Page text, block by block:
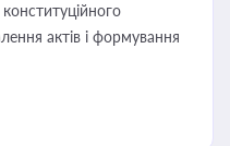
актів і формування